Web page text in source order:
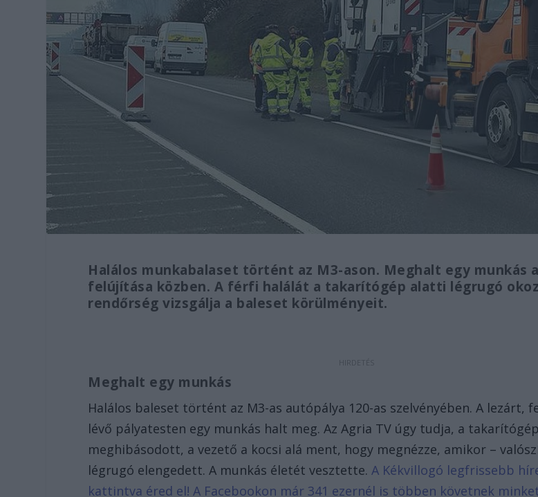
Halálos munkabalaset történt az M3-ason. Meghalt egy munkás
felújítása közben. A férfi halálát a takarítógép alatti légrugó
rendőrség vizsgálja a baleset körülményeit.
Meghalt egy munkás
Halálos baleset történt az M3-as autópálya 120-as szelvényében. A lezárt,
lévő pályatesten egy munkás halt meg. Az Agria TV úgy tudja, a takarítógép
meghibásodott, a vezető a kocsi alá ment, hogy megnézze, amikor –
légrugó elengedett. A munkás életét vesztette.A Kékvillogó legfrissebb
kattintva éred el! A Facebookon már 341 ezernél is többen követnek